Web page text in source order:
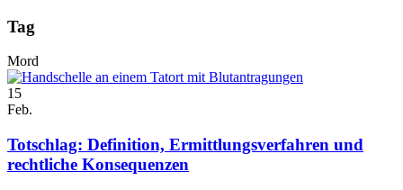
Tag
Mord
15
Feb.
Totschlag: Definition, Ermittlungsverfahren und
rechtliche Konsequenzen